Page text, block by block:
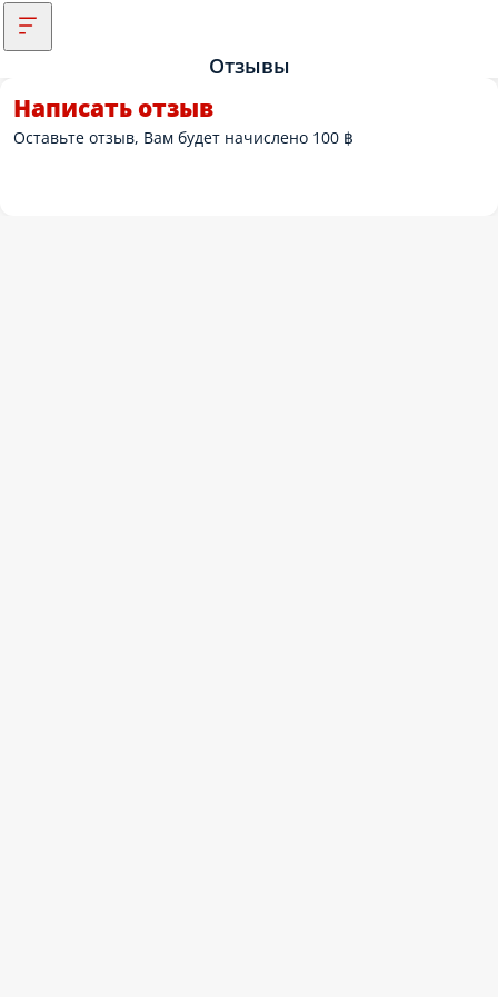
Отзывы
Написать отзыв
Оставьте отзыв, Вам будет начислено 100 ฿